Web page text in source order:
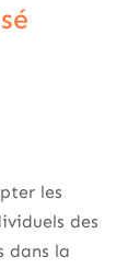
les
des
dans la